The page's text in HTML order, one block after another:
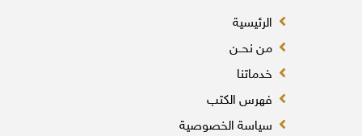
الرئيسية
من نحــن
خدماتنا
فهرس الكتب
سياسة الخصوصية